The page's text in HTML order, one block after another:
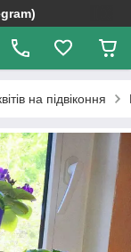
на підвіконня